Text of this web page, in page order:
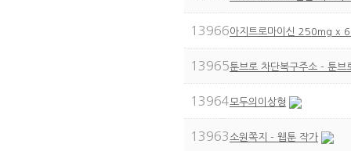
13966아지트로마이신 250mg x
13965툰브로 차단복구주소 - 툰
13964모두의이상형
13963소원쪽지 - 웹툰 작가